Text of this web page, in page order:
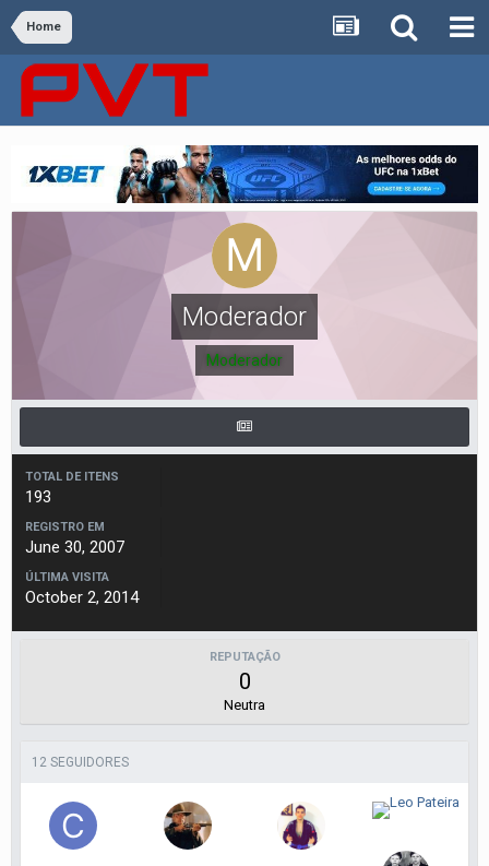
Home
Moderador
Moderador
TOTAL DE ITENS
193
REGISTRO EM
June 30, 2007
ÚLTIMA VISITA
October 2, 2014
REPUTAÇÃO
0
Neutra
12 SEGUIDORES